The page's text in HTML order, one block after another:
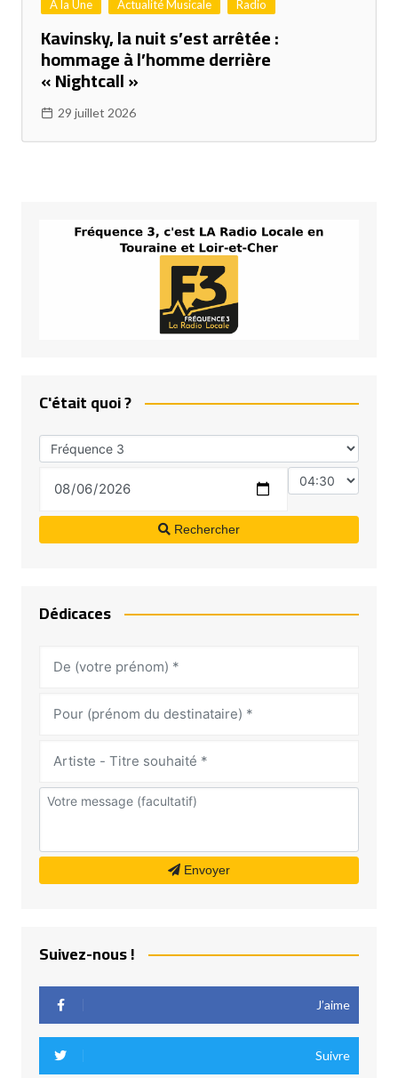
A la Une Actualité Musicale Radio
Kavinsky, la nuit s’est arrêtée :
hommage à l’homme derrière
« Nightcall »
29 juillet 2026
C'était quoi ?
Rechercher
Dédicaces
Envoyer
Suivez-nous !
J’aime
Suivre